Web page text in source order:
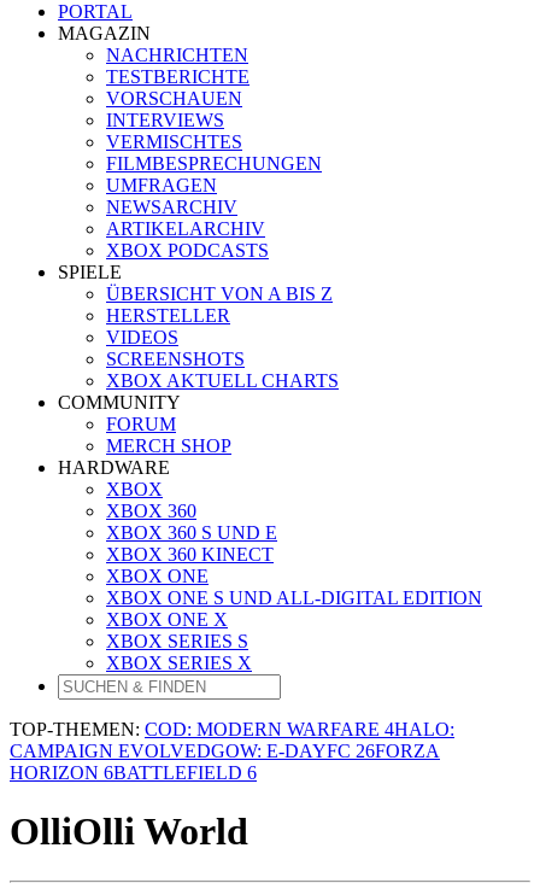
PORTAL
MAGAZIN
NACHRICHTEN
TESTBERICHTE
VORSCHAUEN
INTERVIEWS
VERMISCHTES
FILMBESPRECHUNGEN
UMFRAGEN
NEWSARCHIV
ARTIKELARCHIV
XBOX PODCASTS
SPIELE
ÜBERSICHT VON A BIS Z
HERSTELLER
VIDEOS
SCREENSHOTS
XBOX AKTUELL CHARTS
COMMUNITY
FORUM
MERCH SHOP
HARDWARE
XBOX
XBOX 360
XBOX 360 S UND E
XBOX 360 KINECT
XBOX ONE
XBOX ONE S UND ALL-DIGITAL EDITION
XBOX ONE X
XBOX SERIES S
XBOX SERIES X
TOP-THEMEN: COD: MODERN WARFARE 4HALO:
CAMPAIGN EVOLVEDGOW: E-DAYFC 26FORZA
HORIZON 6BATTLEFIELD 6
OlliOlli World